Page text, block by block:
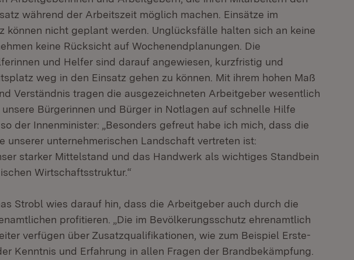
während der Arbeitszeit möglich machen. Einsätze im
können nicht geplant werden. Unglücksfälle halten sich an keine
keine Rücksicht auf Wochenendplanungen. Die
und Helfer sind darauf angewiesen, kurzfristig und
weg in den Einsatz gehen zu können. Mit ihrem hohen Maß
Verständnis tragen die ausgezeichneten Arbeitgeber wesentlich
Bürgerinnen und Bürger in Notlagen auf schnelle Hilfe
der Innenminister: „Besonders gefreut habe ich mich, dass die
unserer unternehmerischen Landschaft vertreten ist:
starker Mittelstand und das Handwerk als wichtiges Standbein
Wirtschaftsstruktur.“
Strobl wies darauf hin, dass die Arbeitgeber auch durch die
profitieren. „Die im Bevölkerungsschutz ehrenamtlich
verfügen über Zusatzqualifikationen, wie zum Beispiel Erste-
Kenntnis und Erfahrung in allen Fragen der Brandbekämpfung.